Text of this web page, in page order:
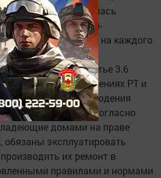
На днях состоялась
домов. Члены адми­
обсле­довали дома, на каждого
про­токол об
по статье 3.6
правонарушениях РТ и
соблюдения
Мензелинске. Согласно
домами на праве
обяза­ны эксплуатировать
их ремонт в
правилами и нор­мами